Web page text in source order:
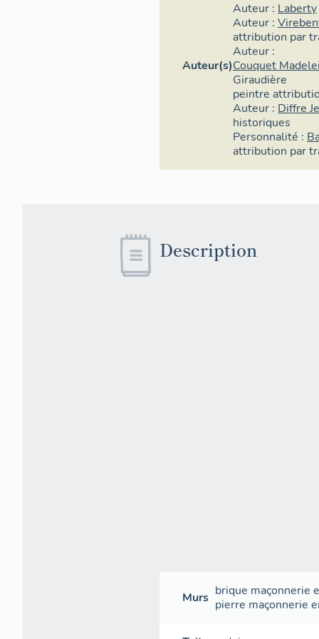
Auteur(s)
Auteur : Laberty
Auteur :
attribution par
Auteur :
Couquet
Giraudière
peintre
Auteur : Diffre
historiques
Personnalité :
attribution par
Description
Murs brique maçonnerie
pierre maçonnerie